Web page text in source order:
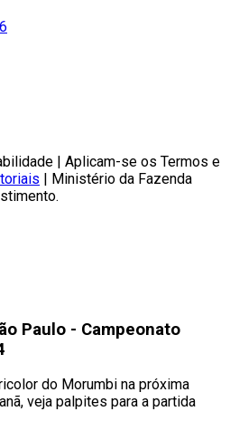
| Aplicam-se os Termos e
| Ministério da Fazenda
Paulo - Campeonato
do Morumbi na próxima
veja palpites para a partida